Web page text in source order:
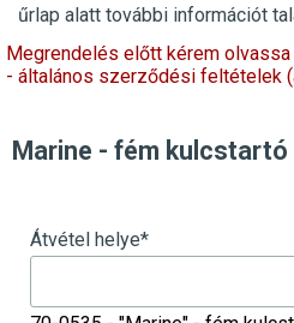
űrlap alatt további információt
Megrendelés előtt kérem
- általános szerződési feltételek
Marine - fém kulcstartó
Átvétel helye*